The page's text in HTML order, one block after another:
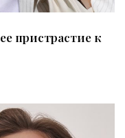
пристрастие к